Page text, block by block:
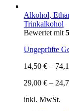
Alkohol,
Trinkalkohol
Bewertet mit
Ungeprüfte
14,50 € –
29,00 € –
inkl. MwSt.